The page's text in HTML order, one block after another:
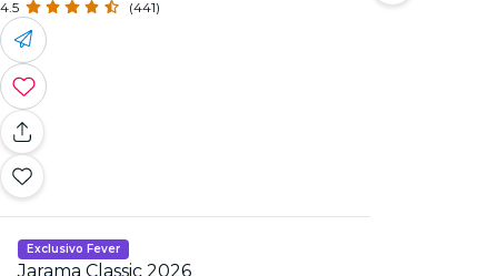
4.5 (441)
Exclusivo Fever
Jarama Classic 2026